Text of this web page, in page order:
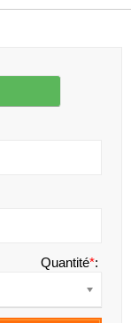
Quantité*: